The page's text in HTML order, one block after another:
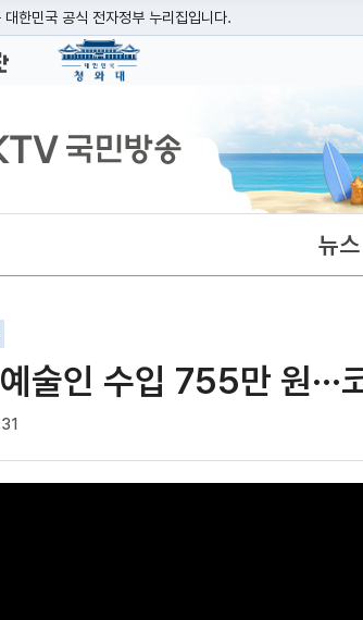
대한민국 공식 전자정부 누리집입니다.
주소 확인하기
는 .kr등 다른 도메인 주소를 사용하고 있다면 아래 URL에
누리집보기
뉴스
술인 수입 755만 원